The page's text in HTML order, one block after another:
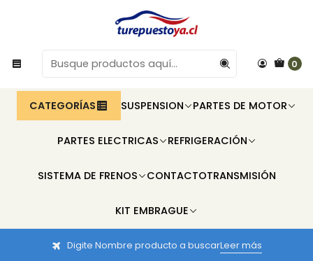
0
CATEGORÍAS SUSPENSION PARTES DE MOTOR
PARTES ELECTRICAS REFRIGERACIÓN
SISTEMA DE FRENOS CONTACTOTRANSMISIÓN
KIT EMBRAGUE
Digite Nombre producto a buscarLeer más